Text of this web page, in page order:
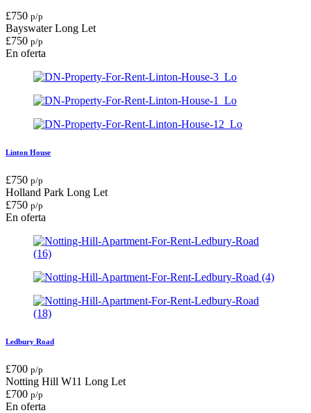
£750 p/p
Bayswater Long Let
£750 p/p
En oferta
Linton House
£750 p/p
Holland Park Long Let
£750 p/p
En oferta
Ledbury Road
£700 p/p
Notting Hill W11 Long Let
£700 p/p
En oferta